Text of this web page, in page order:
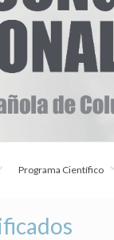
Programa Científico